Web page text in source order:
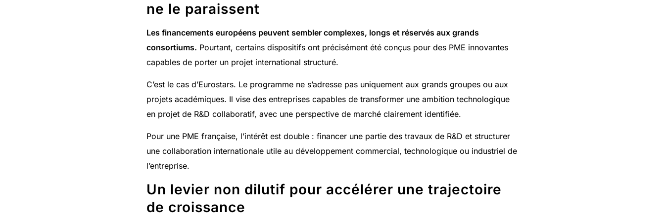
ne le paraissent
Les financements européens peuvent sembler complexes, longs et réservés aux grands
consortiums. Pourtant, certains dispositifs ont précisément été conçus pour des PME innovantes
capables de porter un projet international structuré.
C’est le cas d’Eurostars. Le programme ne s’adresse pas uniquement aux grands groupes ou aux
projets académiques. Il vise des entreprises capables de transformer une ambition technologique
en projet de R&D collaboratif, avec une perspective de marché clairement identifiée.
Pour une PME française, l’intérêt est double : financer une partie des travaux de R&D et structurer
une collaboration internationale utile au développement commercial, technologique ou industriel de
l’entreprise.
Un levier non dilutif pour accélérer une trajectoire
de croissance